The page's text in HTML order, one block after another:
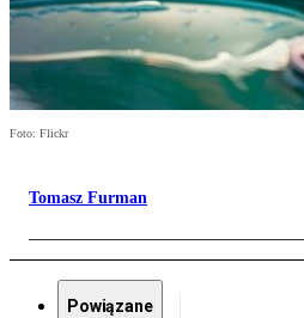
Foto: Flickr
Tomasz Furman
Powiązane